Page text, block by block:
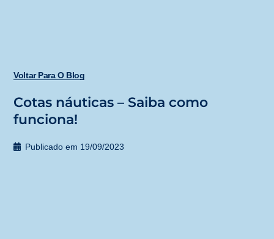
Voltar Para O Blog
Cotas náuticas – Saiba como
funciona!
Publicado em 19/09/2023